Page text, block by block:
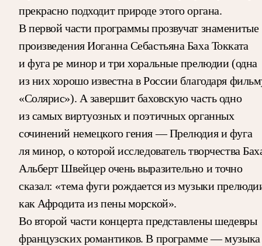
прекрасно подходит природе этого органа.
В первой части программы прозвучат знаменитые
произведения Иоганна Себастьяна Баха Токката
и фуга ре минор и три хоральные прелюдии (одна
из них хорошо известна в России благодаря
«Солярис»). А завершит баховскую часть одно
из самых виртуозных и поэтичных органных
сочинений немецкого гения — Прелюдия и фуга
ля минор, о которой исследователь творчества
Альберт Швейцер очень выразительно и точно
сказал: «тема фуги рождается из музыки
как Афродита из пены морской».
Во второй части концерта представлены шедевры
французских романтиков. В программе — музыка